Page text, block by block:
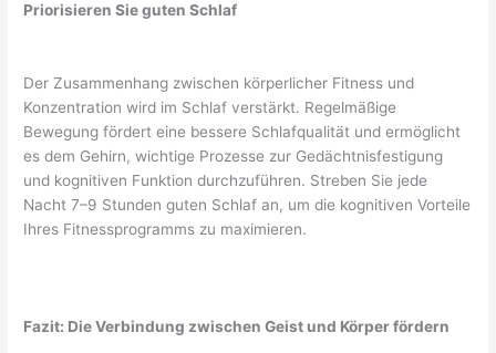
Priorisieren Sie guten Schlaf
Der Zusammenhang zwischen körperlicher Fitness und
Konzentration wird im Schlaf verstärkt. Regelmäßige
Bewegung fördert eine bessere Schlafqualität und ermöglicht
es dem Gehirn, wichtige Prozesse zur Gedächtnisfestigung
und kognitiven Funktion durchzuführen. Streben Sie jede
Nacht 7–9 Stunden guten Schlaf an, um die kognitiven Vorteile
Ihres Fitnessprogramms zu maximieren.
Fazit: Die Verbindung zwischen Geist und Körper fördern